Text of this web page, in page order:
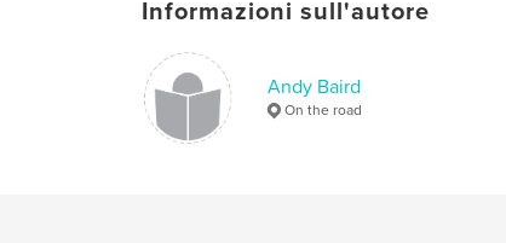
Informazioni sull'autore
Andy Baird
On the road